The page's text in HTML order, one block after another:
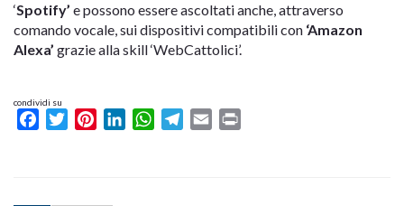
‘Spotify’ e possono essere ascoltati anche, attraverso
comando vocale, sui dispositivi compatibili con ‘Amazon
Alexa’ grazie alla skill ‘WebCattolici’.
condividi su
FacebookTwitterPinterestLinkedInWhatsAppTelegram
Email